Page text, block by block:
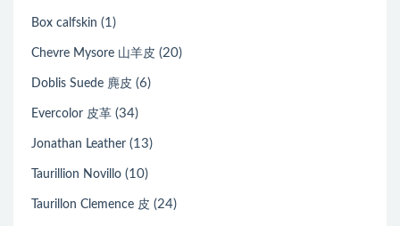
Box calfskin (1)
Chevre Mysore 山羊皮 (20)
Doblis Suede 麂皮 (6)
Evercolor 皮革 (34)
Jonathan Leather (13)
Taurillion Novillo (10)
Taurillon Clemence 皮 (24)